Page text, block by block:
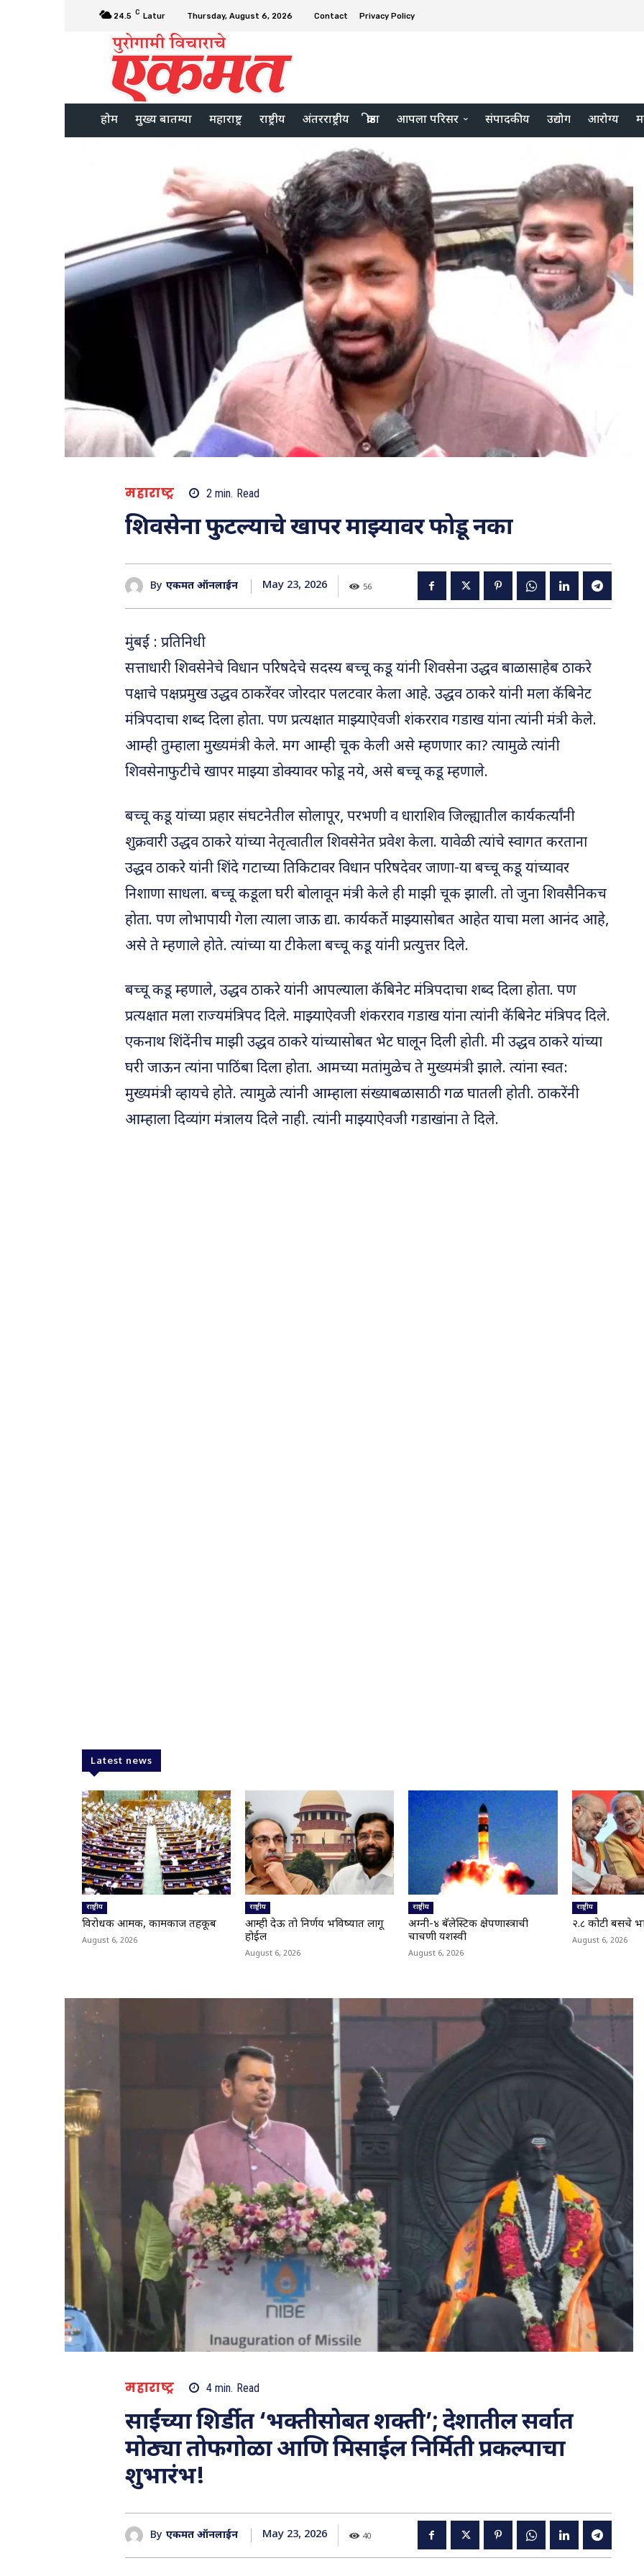
24.5 C Latur Thursday, August 6, 2026 Contact Privacy Policy
होम मुख्य बातम्या महाराष्ट्र राष्ट्रीय अंतरराष्ट्रीय क्रीडा आपला परिसर संपादकीय उद्योग आरोग्य
महाराष्ट्र 2 min. Read
शिवसेना फुटल्याचे खापर माझ्यावर फोडू नका
By एकमत ऑनलाईन May 23, 2026 56
मुंबई : प्रतिनिधी
सत्ताधारी शिवसेनेचे विधान परिषदेचे सदस्य बच्चू कडू यांनी शिवसेना उद्धव बाळासाहेब ठाकरे
पक्षाचे पक्षप्रमुख उद्धव ठाकरेंवर जोरदार पलटवार केला आहे. उद्धव ठाकरे यांनी मला कॅबिनेट
मंत्रिपदाचा शब्द दिला होता. पण प्रत्यक्षात माझ्याऐवजी शंकरराव गडाख यांना त्यांनी मंत्री केले.
आम्ही तुम्हाला मुख्यमंत्री केले. मग आम्ही चूक केली असे म्हणणार का? त्यामुळे त्यांनी
शिवसेनाफुटीचे खापर माझ्या डोक्यावर फोडू नये, असे बच्चू कडू म्हणाले.
बच्चू कडू यांच्या प्रहार संघटनेतील सोलापूर, परभणी व धाराशिव जिल्ह्यातील कार्यकर्त्यांनी
शुक्रवारी उद्धव ठाकरे यांच्या नेतृत्वातील शिवसेनेत प्रवेश केला. यावेळी त्यांचे स्वागत करताना
उद्धव ठाकरे यांनी शिंदे गटाच्या तिकिटावर विधान परिषदेवर जाणा-या बच्चू कडू यांच्यावर
निशाणा साधला. बच्चू कडूला घरी बोलावून मंत्री केले ही माझी चूक झाली. तो जुना शिवसैनिकच
होता. पण लोभापायी गेला त्याला जाऊ द्या. कार्यकर्ते माझ्यासोबत आहेत याचा मला आनंद आहे,
असे ते म्हणाले होते. त्यांच्या या टीकेला बच्चू कडू यांनी प्रत्युत्तर दिले.
बच्चू कडू म्हणाले, उद्धव ठाकरे यांनी आपल्याला कॅबिनेट मंत्रिपदाचा शब्द दिला होता. पण
प्रत्यक्षात मला राज्यमंत्रिपद दिले. माझ्याऐवजी शंकरराव गडाख यांना त्यांनी कॅबिनेट मंत्रिपद दिले.
एकनाथ शिंदेंनीच माझी उद्धव ठाकरे यांच्यासोबत भेट घालून दिली होती. मी उद्धव ठाकरे यांच्या
घरी जाऊन त्यांना पाठिंबा दिला होता. आमच्या मतांमुळेच ते मुख्यमंत्री झाले. त्यांना स्वत:
मुख्यमंत्री व्हायचे होते. त्यामुळे त्यांनी आम्हाला संख्याबळासाठी गळ घातली होती. ठाकरेंनी
आम्हाला दिव्यांग मंत्रालय दिले नाही. त्यांनी माझ्याऐवजी गडाखांना ते दिले.
Latest news
राष्ट्रीय
विरोधक आक्रमक, कामकाज तहकूब
August 6, 2026
राष्ट्रीय
आम्ही देऊ तो निर्णय भविष्यात लागू
होईल
August 6, 2026
राष्ट्रीय
अग्नी-४ बॅलेस्टिक क्षेपणास्त्राची
चाचणी यशस्वी
August 6, 2026
राष्ट्रीय
२.८ कोटी बसचे
August 6, 2026